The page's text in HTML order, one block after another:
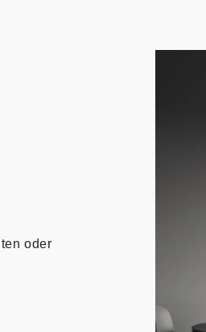
oder